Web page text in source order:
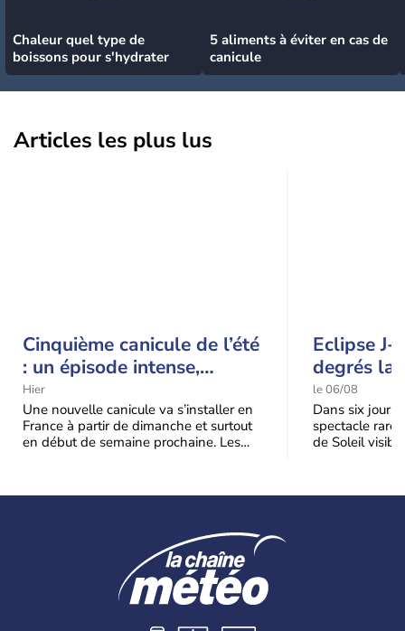
Chaleur quel type de
boissons pour s'hydrater
5 aliments à éviter en cas de
canicule
Articles les plus lus
Cinquième canicule de l’été
: un épisode intense,
durable et étendu la
semaine prochaine
Hier
Une nouvelle canicule va s’installer en
France à partir de dimanche et surtout
en début de semaine prochaine. Les
Eclipse J-
degrés la
t-elle
l'éclipse
le 06/08
Dans six
spectacle rare
de Soleil